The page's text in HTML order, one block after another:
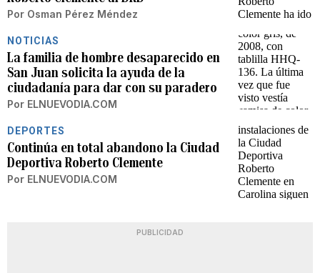
Por Osman Pérez Méndez
NOTICIAS
La familia de hombre desaparecido en
San Juan solicita la ayuda de la
ciudadanía para dar con su paradero
Por ELNUEVODIA.COM
DEPORTES
Continúa en total abandono la Ciudad
Deportiva Roberto Clemente
Por ELNUEVODIA.COM
PUBLICIDAD